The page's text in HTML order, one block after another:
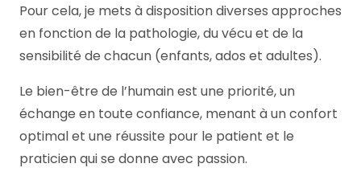
Pour cela, je mets à disposition diverses approches
en fonction de la pathologie, du vécu et de la
sensibilité de chacun (enfants, ados et adultes).
Le bien-être de l’humain est une priorité, un
échange en toute confiance, menant à un confort
optimal et une réussite pour le patient et le
praticien qui se donne avec passion.